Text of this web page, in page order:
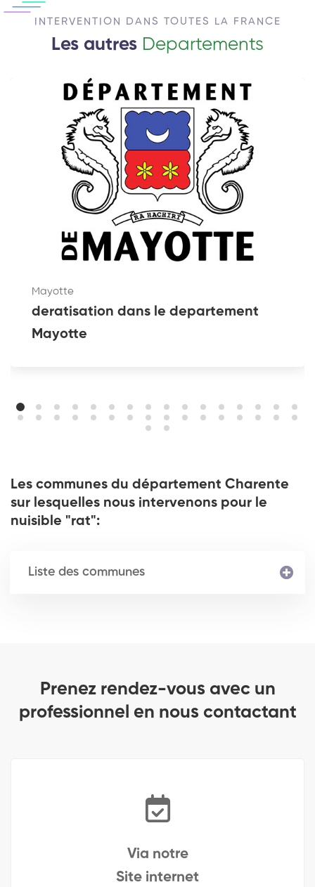
INTERVENTION DANS TOUTES LA FRANCE
Les autres Departements
Mayotte
deratisation dans le departement
Mayotte
Les communes du département Charente
sur lesquelles nous intervenons pour le
nuisible "rat":
Liste des communes
Prenez rendez-vous avec un
professionnel en nous contactant
Via notre
Site internet